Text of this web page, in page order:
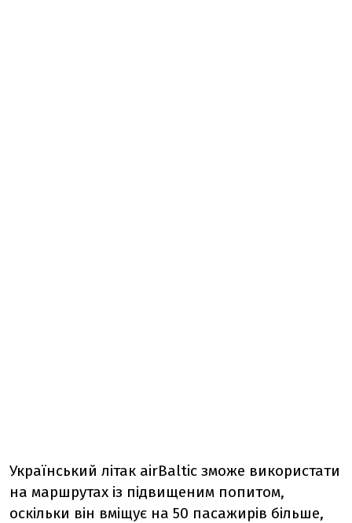
Український літак airBaltic зможе використати
на маршрутах із підвищеним попитом,
оскільки він вміщує на 50 пасажирів більше,